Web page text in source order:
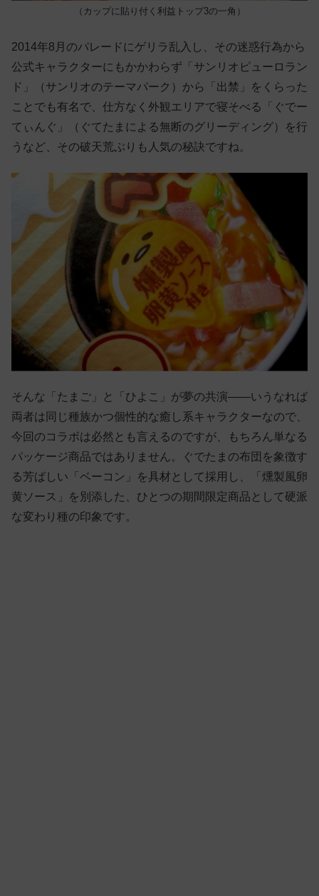
（カップに貼り付く利益トップ3の一角）
2014年8月のパレードにゲリラ乱入し、その迷惑行為から
公式キャラクターにもかかわらず「サンリオピューロラン
ド」（サンリオのテーマパーク）から「出禁」をくらった
ことでも有名で、仕方なく外観エリアで寝そべる「ぐでー
てぃんぐ」（ぐてたまによる無断のグリーディング）を行
うなど、その破天荒ぶりも人気の秘訣ですね。
そんな「たまご」と「ひよこ」が夢の共演――いうなれば
両者は同じ種族かつ個性的な癒し系キャラクターなので、
今回のコラボは必然とも言えるのですが、もちろん単なる
パッケージ商品ではありません。ぐでたまの布団を象徴す
る芳ばしい「ベーコン」を具材として採用し、「燻製風卵
黄ソース」を別添した、ひとつの期間限定商品として硬派
な変わり種の印象です。